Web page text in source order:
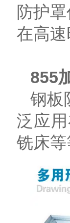
防护
在高
855
钢板
泛应
铣床